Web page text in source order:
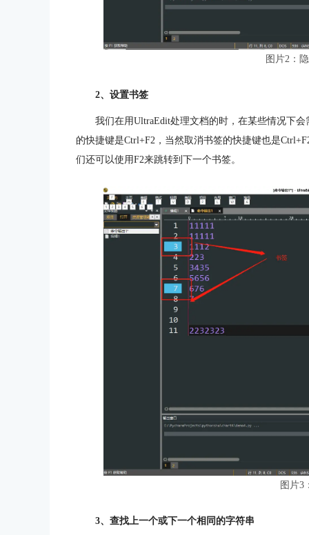
图片2：
2、设置书签
我们在用UltraEdit处理文档的时，在某些情况下
的快捷键是Ctrl+F2，当然取消书签的快捷键也是
们还可以使用F2来跳转到下一个书签。
图片3
3、查找上一个或下一个相同的字符串